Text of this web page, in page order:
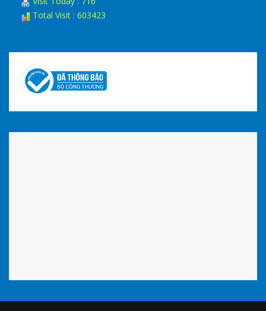
Total Visit : 603423